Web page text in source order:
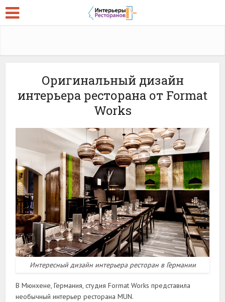
Оригинальный дизайн
интерьера ресторана от Format
Works
Интересный дизайн интерьера ресторан в Германии
В Мюнхене, Германия, студия Format Works представила
необычный интерьер ресторана MUN.